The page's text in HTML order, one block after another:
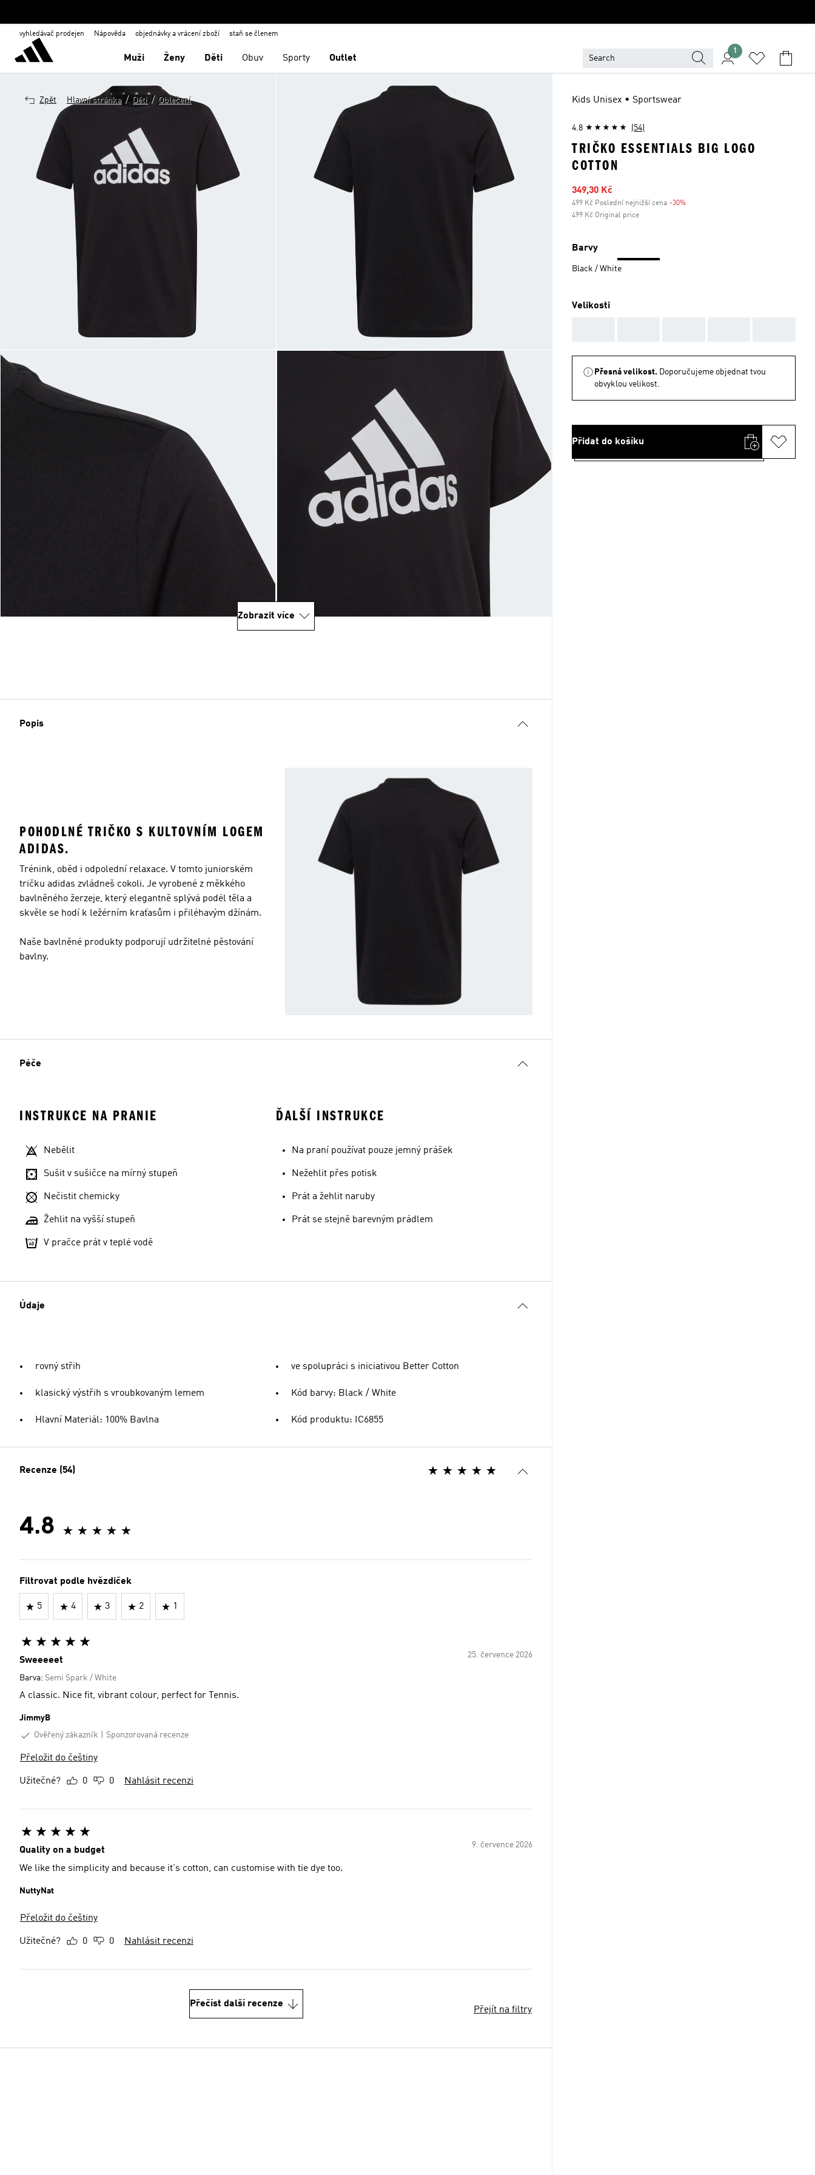
vyhledávač prodejen Nápověda objednávky a vrácení zboží staň se členem
Muži Ženy Děti Obuv Sporty Outlet
1
Zpět Hlavní stránka / Děti / Oblečení
Zobrazit více
Popis
POHODLNÉ TRIČKO S KULTOVNÍM LOGEM
ADIDAS.
Trénink, oběd i odpolední relaxace. V tomto juniorském
tričku adidas zvládneš cokoli. Je vyrobené z měkkého
bavlněného žerzeje, který elegantně splývá podél těla a
skvěle se hodí k ležérním kraťasům i přiléhavým džínám.
Naše bavlněné produkty podporují udržitelné pěstování
bavlny.
Péče
INSTRUKCE NA PRANIE
Nebělit
Sušit v sušičce na mírný stupeň
Nečistit chemicky
Žehlit na vyšší stupeň
V pračce prát v teplé vodě
ĎALŠÍ INSTRUKCE
Na praní používat pouze jemný prášek
Nežehlit přes potisk
Prát a žehlit naruby
Prát se stejně barevným prádlem
Údaje
rovný střih
klasický výstřih s vroubkovaným lemem
Hlavní Materiál: 100% Bavlna
ve spolupráci s iniciativou Better Cotton
Kód barvy: Black / White
Kód produktu: IC6855
Recenze (54)
4.8
Filtrovat podle hvězdiček
5 4 3 2 1
25. července 2026
Sweeeeet
Barva: Semi Spark / White
A classic. Nice fit, vibrant colour, perfect for Tennis.
JimmyB
Ověřený zákazník
Sponzorovaná recenze
Přeložit do češtiny
Užitečné? 0 0 Nahlásit recenzi
9. července 2026
Quality on a budget
We like the simplicity and because it's cotton, can customise with tie dye too.
NuttyNat
Přeložit do češtiny
Užitečné? 0 0 Nahlásit recenzi
Přečíst další recenze
Přejít na filtry
Kids Unisex • Sportswear
4.8 (54)
TRIČKO ESSENTIALS BIG LOGO
COTTON
Zlevněná cena
349,30 Kč
499 Kč Poslední nejnižší cena -30%
499 Kč Original price
Barvy
Black / White
Velikosti
Přesná velikost. Doporučujeme objednat tvou
obvyklou velikost.
Přidat do košíku